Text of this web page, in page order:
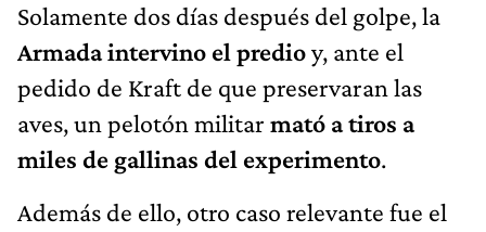
Solamente dos días después del golpe, la
Armada intervino el predioy, ante el
pedido de Kraft de que preservaran las
aves, un pelotón militar mató a tiros a
miles de gallinas del experimento.
Además de ello, otro caso relevante fue el